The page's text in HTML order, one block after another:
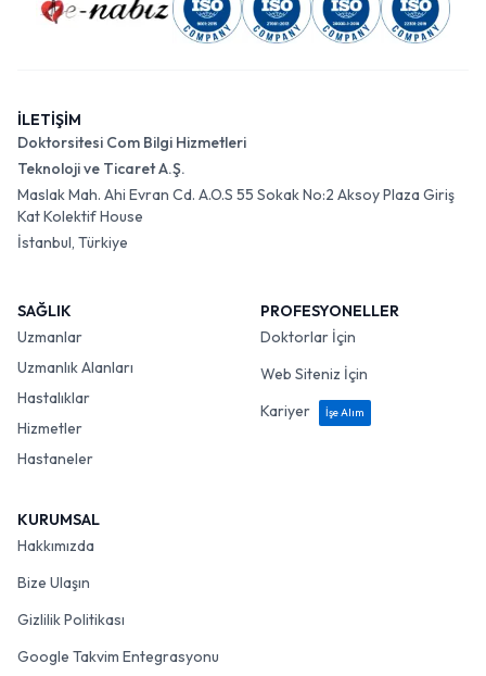
İLETİŞİM
Doktorsitesi Com Bilgi Hizmetleri
Teknoloji ve Ticaret A.Ş.
Maslak Mah. Ahi Evran Cd. A.O.S 55 Sokak No:2 Aksoy Plaza Giriş
Kat Kolektif House
İstanbul, Türkiye
SAĞLIK
Uzmanlar
Uzmanlık Alanları
Hastalıklar
Hizmetler
Hastaneler
PROFESYONELLER
Doktorlar İçin
Web Siteniz İçin
Kariyer
İşe Alım
KURUMSAL
Hakkımızda
Bize Ulaşın
Gizlilik Politikası
Google Takvim Entegrasyonu